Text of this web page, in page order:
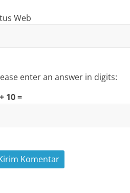
Web
enter an answer in digits:
10 =